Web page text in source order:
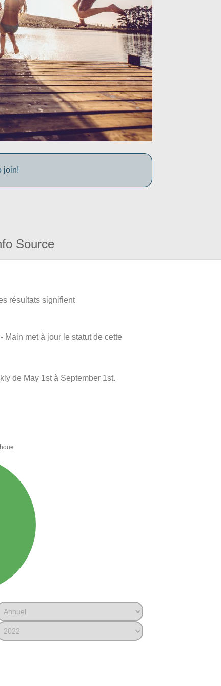
join!
Source
résultats signifient
Main met à jour le statut de cette
de May 1st à September 1st.